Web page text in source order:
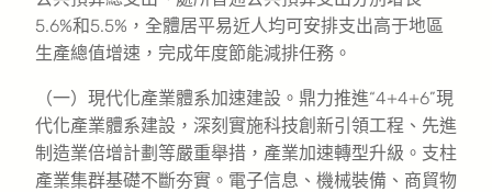
5.6%和5.5%，全體居平易近人均可安排支出高于地區
生產總值增速，完成年度節能減排任務。
（一）現代化產業體系加速建設。鼎力推進“4+4+6”現
代化產業體系建設，深刻實施科技創新引領工程、先進
制造業倍增計劃等嚴重舉措，產業加速轉型升級。支柱
產業集群基礎不斷夯實。電子信息、機械裝備、商貿物